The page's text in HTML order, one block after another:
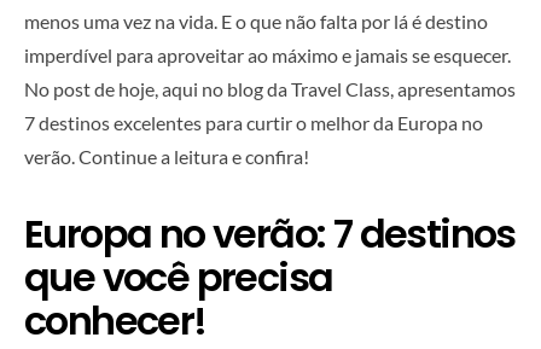
menos uma vez na vida. E o que não falta por lá é destino
imperdível para aproveitar ao máximo e jamais se esquecer.
No post de hoje, aqui no blog da Travel Class, apresentamos
7 destinos excelentes para curtir o melhor da Europa no
verão. Continue a leitura e confira!
Europa no verão: 7 destinos
que você precisa
conhecer!